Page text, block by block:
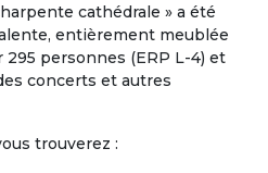
cathédrale » a été
entièrement meublée
personnes (ERP L-4) et
concerts et autres
trouverez :
Maison Partagée
Maroc
une nouvelle
rencontres et
colocation clé en